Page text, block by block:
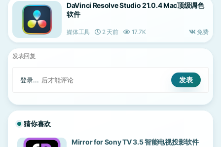
DaVinci Resolve Studio 21.0.4 Mac顶级调色
软件
媒体工具 2 天前 17.7K 免费
发表回复
登录... 后才能评论
猜你喜欢
Mirror for Sony TV 3.5 智能电视投影软件